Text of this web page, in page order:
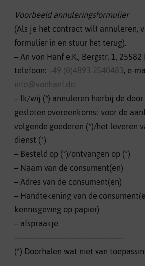
Voorbeeld annuleringsformulier
(Als je het contract wilt annuleren,
formulier in en stuur het terug).
– An von Hanf e.K., Bergstr. 1,
telefoon:+49 (0)4893 2540483, e-
info@vonhanf.de:
– Ik/wij (*) annuleren hierbij de
gesloten overeenkomst voor de
volgende goederen (*)/het leveren
dienst (*)
– Besteld op (*)/ontvangen op (*)
– Naam van de consument(en)
– Adres van de consument(en)
– Handtekening van de
kennisgeving op papier)
– afspraakje
—————————————
(*) Doorhalen wat niet van